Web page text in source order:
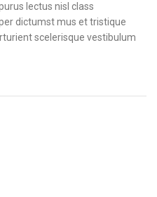
lectus nisl class
dictumst mus et tristique
scelerisque vestibulum